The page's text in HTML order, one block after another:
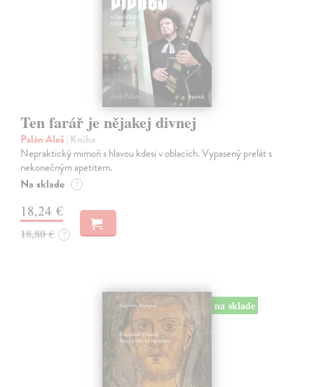
Ten farář je nějakej divnej
Palán Aleš| Kniha
Nepraktický mimoň s hlavou kdesi v oblacích. Vypasený prelát s
nekonečným apetitem.
Na sklade ?
18,24 €
18,80 € ?
na sklade